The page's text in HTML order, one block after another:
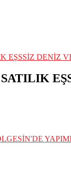
EŞSSİZ DENİZ